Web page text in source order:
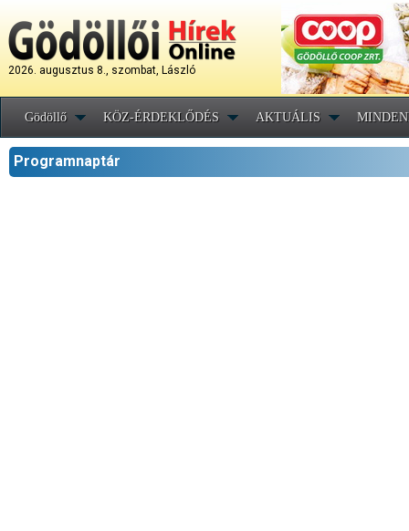
2026. augusztus 8., szombat, László
Gödöllő KÖZ-ÉRDEKLŐDÉS AKTUÁLIS
Programnaptár